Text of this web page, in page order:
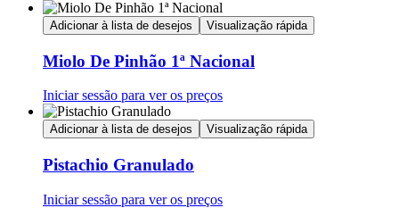
Adicionar à lista de desejos Visualização rápida
Miolo De Pinhão 1ª Nacional
Iniciar sessão para ver os preços
Adicionar à lista de desejos Visualização rápida
Pistachio Granulado
Iniciar sessão para ver os preços